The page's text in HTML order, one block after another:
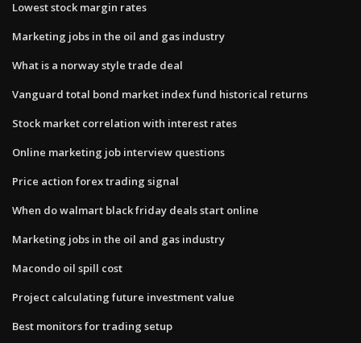
Lowest stock margin rates
Marketing jobs in the oil and gas industry
What is a norway style trade deal
Vanguard total bond market index fund historical returns
Stock market correlation with interest rates
Online marketing job interview questions
Price action forex trading signal
When do walmart black friday deals start online
Marketing jobs in the oil and gas industry
Macondo oil spill cost
Project calculating future investment value
Best monitors for trading setup